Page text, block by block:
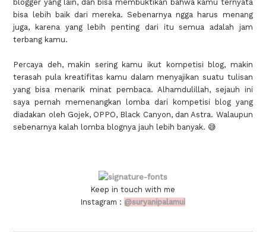
blogger yang lain, dan bisa membuktikan bahwa kamu ternyata
bisa lebih baik dari mereka. Sebenarnya ngga harus menang
juga, karena yang lebih penting dari itu semua adalah jam
terbang kamu.
Percaya deh, makin sering kamu ikut kompetisi blog, makin
terasah pula kreatifitas kamu dalam menyajikan suatu tulisan
yang bisa menarik minat pembaca. Alhamdulillah, sejauh ini
saya pernah memenangkan lomba dari kompetisi blog yang
diadakan oleh Gojek, OPPO, Black Canyon, dan Astra. Walaupun
sebenarnya kalah lomba blognya jauh lebih banyak. 😅
Keep in touch with me
Instagram : @suryanipalamui